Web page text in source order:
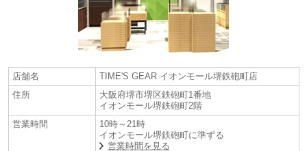
店舗名
TIME'S GEAR イオンモール堺鉄砲町店
住所
大阪府堺市堺区鉄砲町1番地
イオンモール堺鉄砲町2階
営業時間
10時～21時
イオンモール堺鉄砲町に準ずる
営業時間を見る